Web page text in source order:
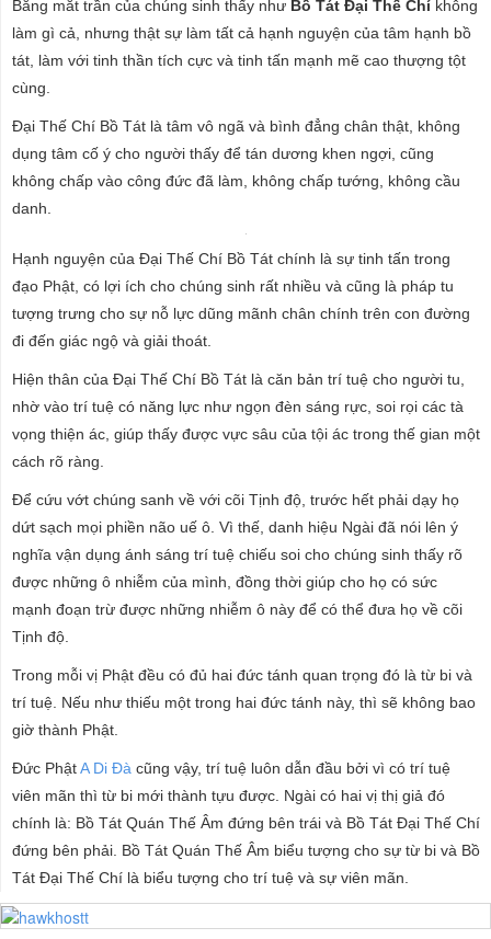
Bằng mắt trần của chúng sinh thấy như Bồ Tát Đại Thế Chí không
làm gì cả, nhưng thật sự làm tất cả hạnh nguyện của tâm hạnh bồ
tát, làm với tinh thần tích cực và tinh tấn mạnh mẽ cao thượng tột
cùng.
Đại Thế Chí Bồ Tát là tâm vô ngã và bình đẳng chân thật, không
dụng tâm cố ý cho người thấy để tán dương khen ngợi, cũng
không chấp vào công đức đã làm, không chấp tướng, không cầu
danh.
Hạnh nguyện của Ðại Thế Chí Bồ Tát chính là sự tinh tấn trong
đạo Phật, có lợi ích cho chúng sinh rất nhiều và cũng là pháp tu
tượng trưng cho sự nỗ lực dũng mãnh chân chính trên con đường
đi đến giác ngộ và giải thoát.
Hiện thân của Đại Thế Chí Bồ Tát là căn bản trí tuệ cho người tu,
nhờ vào trí tuệ có năng lực như ngọn đèn sáng rực, soi rọi các tà
vọng thiện ác, giúp thấy được vực sâu của tội ác trong thế gian một
cách rõ ràng.
Để cứu vớt chúng sanh về với cõi Tịnh độ, trước hết phải dạy họ
dứt sạch mọi phiền não uế ô. Vì thế, danh hiệu Ngài đã nói lên ý
nghĩa vận dụng ánh sáng trí tuệ chiếu soi cho chúng sinh thấy rõ
được những ô nhiễm của mình, đồng thời giúp cho họ có sức
mạnh đoạn trừ được những nhiễm ô này để có thể đưa họ về cõi
Tịnh độ.
Trong mỗi vị Phật đều có đủ hai đức tánh quan trọng đó là từ bi và
trí tuệ. Nếu như thiếu một trong hai đức tánh này, thì sẽ không bao
giờ thành Phật.
Đức PhậtA Di Đà cũng vậy, trí tuệ luôn dẫn đầu bởi vì có trí tuệ
viên mãn thì từ bi mới thành tựu được. Ngài có hai vị thị giả đó
chính là: Bồ Tát Quán Thế Âm đứng bên trái và Bồ Tát Đại Thế Chí
đứng bên phải. Bồ Tát Quán Thế Âm biểu tượng cho sự từ bi và Bồ
Tát Đại Thế Chí là biểu tượng cho trí tuệ và sự viên mãn.